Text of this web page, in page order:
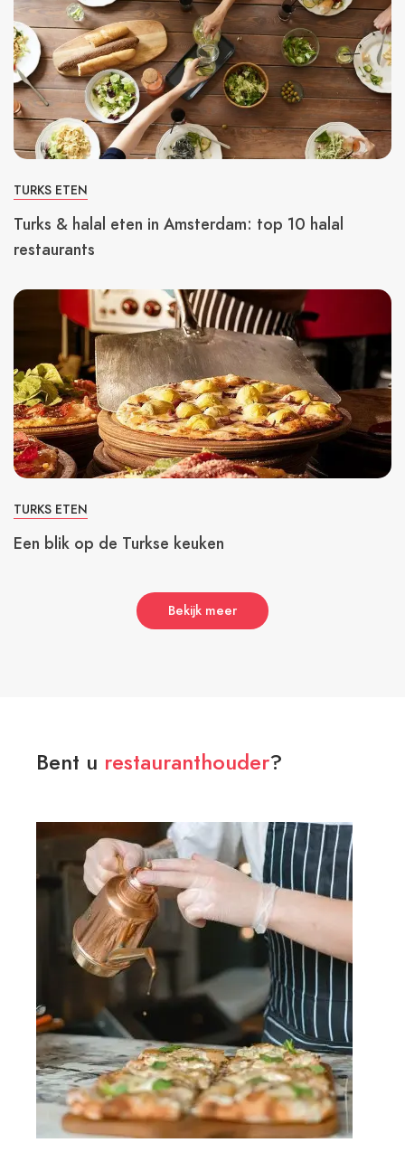
TURKS ETEN
Turks & halal eten in Amsterdam: top 10 halal
restaurants
TURKS ETEN
Een blik op de Turkse keuken
Bekijk meer
Bent u restauranthouder?